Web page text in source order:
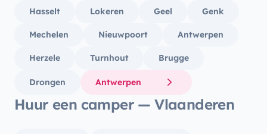
Hasselt Lokeren Geel Genk
Mechelen Nieuwpoort Antwerpen
Herzele Turnhout Brugge
Drongen Antwerpen
Huur een camper — Vlaanderen